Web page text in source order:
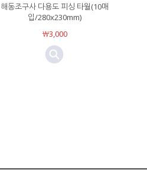
해동조구사 다용도 피싱 타월(10매
입/280x230mm)
￦3,000